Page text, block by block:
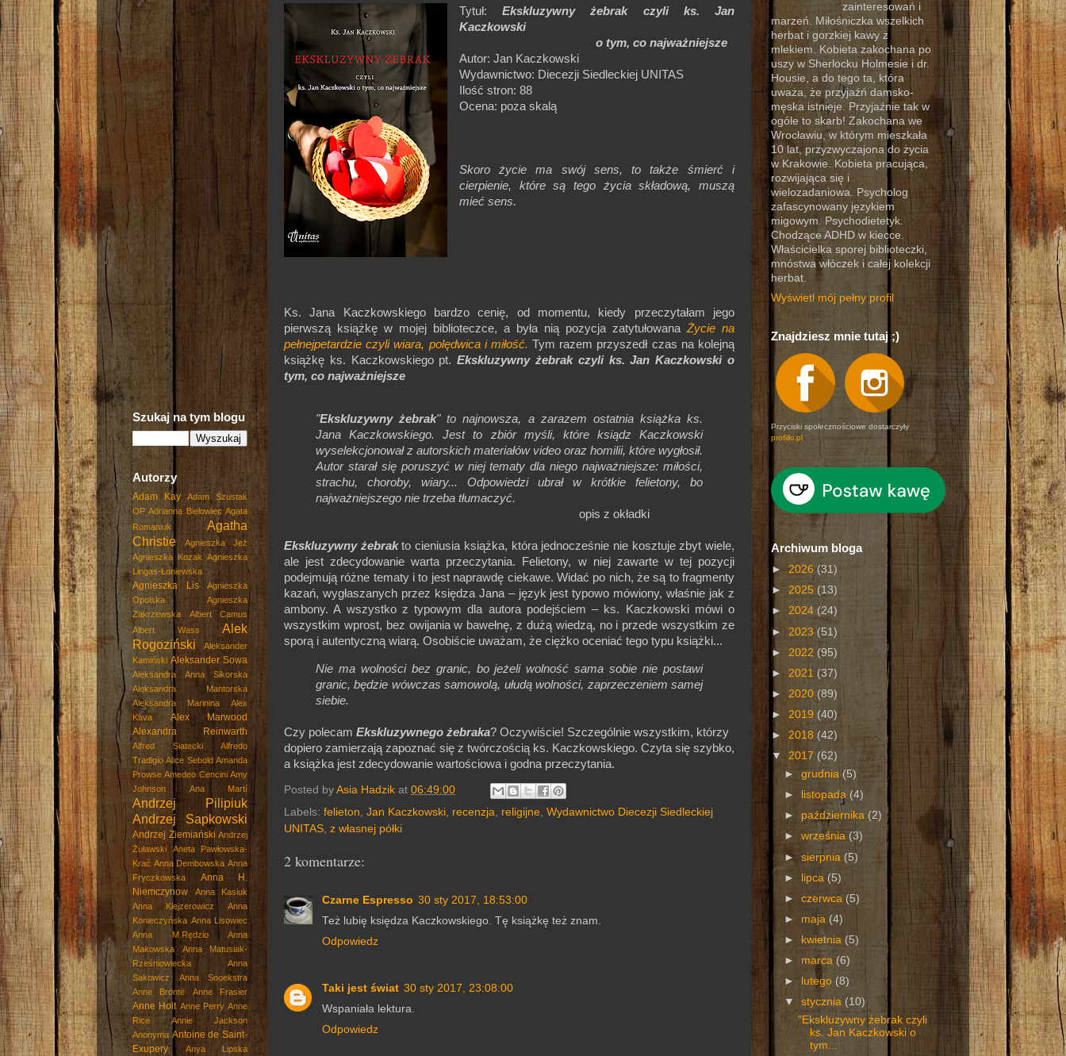
Tytuł:Ekskluzywny żebrak czyli ks. Jan
Kaczkowski
o tym, co najważniejsze
Autor: Jan Kaczkowski
Wydawnictwo: Diecezji Siedleckiej UNITAS
Ilość stron: 88
Ocena: poza skalą
Skoro życie ma swój sens, to także śmierć i
cierpienie, które są tego życia składową, muszą
mieć sens.
Ks. Jana Kaczkowskiego bardzo cenię, od momentu, kiedy przeczytałam jego
pierwszą książkę w mojej biblioteczce, a była nią pozycja zatytułowana Życie na
pełnejpetardzie czyli wiara, polędwica i miłość. Tym razem przyszedł czas na kolejną
książkę ks. Kaczkowskiego pt.Ekskluzywny żebrak czyli ks. Jan Kaczkowski o
tym, co najważniejsze
"Ekskluzywny żebrak" to najnowsza, a zarazem ostatnia książka ks.
Jana Kaczkowskiego. Jest to zbiór myśli, które ksiądz Kaczkowski
wyselekcjonował z autorskich materiałów video oraz homilii, które wygłosił.
Autor starał się poruszyć w niej tematy dla niego najważniejsze: miłości,
strachu, choroby, wiary... Odpowiedzi ubrał w krótkie felietony, bo
najważniejszego nie trzeba tłumaczyć.
opis z okładki
Ekskluzywny żebrakto cieniusia książka, która jednocześnie nie kosztuje zbyt wiele,
ale jest zdecydowanie warta przeczytania. Felietony, w niej zawarte w tej pozycji
podejmują różne tematy i to jest naprawdę ciekawe. Widać po nich, że są to fragmenty
kazań, wygłaszanych przez księdza Jana – język jest typowo mówiony, właśnie jak z
ambony. A wszystko z typowym dla autora podejściem – ks. Kaczkowski mówi o
wszystkim wprost, bez owijania w bawełnę, z dużą wiedzą, no i przede wszystkim ze
sporą i autentyczną wiarą. Osobiście uważam, że ciężko oceniać tego typu książki...
Nie ma wolności bez granic, bo jeżeli wolność sama sobie nie postawi
granic, będzie wówczas samowolą, ułudą wolności, zaprzeczeniem samej
siebie.
Czy polecam Ekskluzywnego żebraka? Oczywiście! Szczególnie wszystkim, którzy
dopiero zamierzają zapoznać się z twórczością ks. Kaczkowskiego. Czyta się szybko,
a książka jest zdecydowanie wartościowa i godna przeczytania.
Posted by Asia Hadzik at 06:49:00
Labels: felieton Jan Kaczkowski recenzja religijne Wydawnictwo Diecezji Siedleckiej
UNITAS z własnej półki
2 komentarze:
Czarne Espresso 30 sty 2017, 18:53:00
Też lubię księdza Kaczkowskiego. Tę książkę też znam.
Odpowiedz
Taki jest świat 30 sty 2017, 23:08:00
Wspaniała lektura.
Odpowiedz
Szukaj na tym blogu
Autorzy
Adam Kay
Adam Szustak
OP Adrianna Biełowiec Agata
Romaniuk
Agatha
Christie
Agnieszka Jeż
Agnieszka Kozak Agnieszka
Lingas-Łoniewska
Agnieszka Lis
Agnieszka
Opolska
Agnieszka
Zakrzewska
Albert Camus
Albert Wass
Alek
Rogoziński
Aleksander
Kamiński Aleksander Sowa
Aleksandra Anna Sikorska
Aleksandra Mantorska
Aleksandra Marinina
Alex
Kava
Alex Marwood
Alexandra Reinwarth
Alfred Siatecki
Alfredo
Tradigio Alice Sebold Amanda
Prowse Amedeo Cencini Amy
Johnson
Ana Martí
Andrzej Pilipiuk
Andrzej Sapkowski
Andrzej Ziemiański Andrzej
Żuławski
Aneta Pawłowska-
Krać Anna Dembowska Anna
Fryczkowska
Anna H.
Niemczynow
Anna Kasiuk
Anna Klejzerowicz
Anna
Konieczyńska Anna Lisowiec
Anna M.Rędzio
Anna
Makowska
Anna Matusiak-
Rześniowiecka
Anna
Sakowicz
Anna Snoekstra
Anne Brontë
Anne Frasier
Anne Holt Anne Perry Anne
Rice
Annie Jackson
Anonyma Antoine de Saint-
Exupery
Anya Lipska
zainteresowań i
marzeń. Miłośniczka wszelkich
herbat i gorzkiej kawy z
mlekiem. Kobieta zakochana po
uszy w Sherlocku Holmesie i dr.
Housie, a do tego ta, która
uważa, że przyjaźń damsko-
męska istnieje. Przyjaźnie tak w
ogóle to skarb! Zakochana we
Wrocławiu, w którym mieszkała
10 lat, przyzwyczajona do życia
w Krakowie. Kobieta pracująca,
rozwijająca się i
wielozadaniowa. Psycholog
zafascynowany językiem
migowym. Psychodietetyk.
Chodzące ADHD w kiecce.
Właścicielka sporej biblioteczki,
mnóstwa włóczek i całej kolekcji
herbat.
Wyświetl mój pełny profil
Znajdziesz mnie tutaj ;)
Przyciski społecznościowe dostarczyły
profilki.pl
Archiwum bloga
► 2026 (31)
► 2025 (13)
► 2024 (24)
► 2023 (51)
► 2022 (95)
► 2021 (37)
► 2020 (89)
► 2019 (40)
► 2018 (42)
▼ 2017 (62)
►grudnia(5)
►
listopada (4)
► października (2)
►września (3)
►sierpnia (5)
► lipca (5)
►czerwca(5)
► maja (4)
►
kwietnia (5)
► marca (6)
►
lutego (8)
▼stycznia (10)
"Ekskluzywny żebrak czyli
ks. Jan Kaczkowski o
tym...